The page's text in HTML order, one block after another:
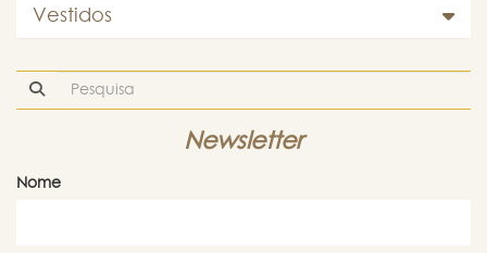
Vestidos
Newsletter
Nome